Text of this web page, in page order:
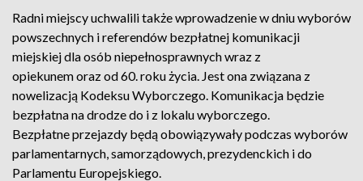
Radni miejscy uchwalili także wprowadzenie w dniu wyborów
powszechnych i referendów bezpłatnej komunikacji
miejskiej dla osób niepełnosprawnych wraz z
opiekunem oraz od 60. roku życia. Jest ona związana z
nowelizacją Kodeksu Wyborczego. Komunikacja będzie
bezpłatna na drodze do i z lokalu wyborczego.
Bezpłatne przejazdy będą obowiązywały podczas wyborów
parlamentarnych, samorządowych, prezydenckich i do
Parlamentu Europejskiego.